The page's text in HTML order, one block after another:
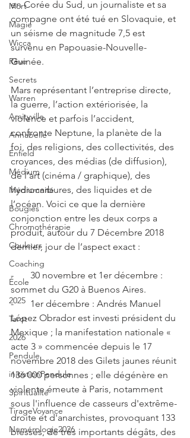
Mort
Magie
Wicca
Rêve
Secrets
Warren
Amityville
Annabelle
Enfield
Médium
Médiumnité
Bougies
Chromothérapie
Couleurs
Coaching
École
2025
Tarot
2026
Pendule
initiationPendule
Spiritualité
TirageVoyance
Numérologie2026
en Corée du Sud, un journaliste et sa
compagne ont été tué en Slovaquie, et
un séisme de magnitude 7,5 est
survenu en Papouasie-Nouvelle-
Guinée.
Mars représentant l’entreprise directe,
la guerre, l’action extériorisée, la
violence et parfois l’accident,
confronte Neptune, la planète de la
foi, des religions, des collectivités, des
croyances, des médias (de diffusion),
de l’art (cinéma / graphique), des
hydrocarbures, des liquides et de
l’océan. Voici ce que la dernière
conjonction entre les deux corps a
produit, autour du 7 Décembre 2018
dernier, jour de l’aspect exact :
-       30 novembre et 1er décembre :
sommet du G20 à Buenos Aires.
-       1er décembre : Andrés Manuel
López Obrador est investi président du
Mexique ; la manifestation nationale «
acte 3 » commencée depuis le 17
novembre 2018 des Gilets jaunes réunit
136 000 personnes ; elle dégénère en
violente émeute à Paris, notamment
sous l'influence de casseurs d'extrême-
droite et d'anarchistes, provoquant 133
blessés, de très importants dégâts, des